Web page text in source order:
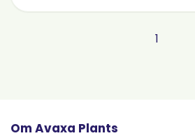
1
Om Avaxa Plants